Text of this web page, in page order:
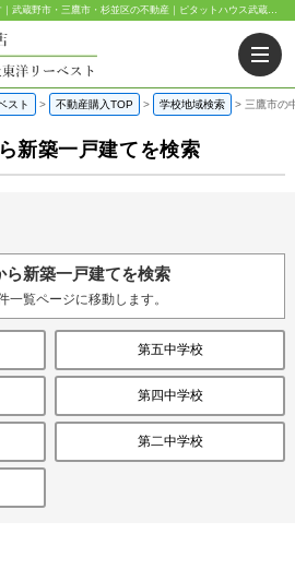
三鷹市の中学校区から新築一戸建てを探す｜武蔵野市・三鷹市・杉並区の不動産｜ピタットハウス武蔵境店・阿佐ヶ谷店
スト > 不動産購入TOP > 学校地域検索 > 三鷹市の
新築一戸建てを検索
新築一戸建てを検索
覧ページに移動します。
第五中学校
第四中学校
第二中学校